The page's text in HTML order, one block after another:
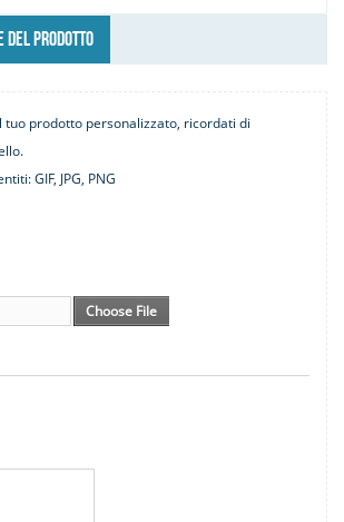
PRODOTTO
tuo prodotto personalizzato, ricordati di
GIF, JPG, PNG
Choose File